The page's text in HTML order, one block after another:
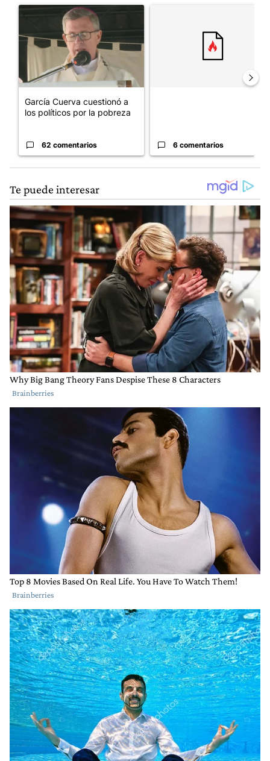
Un artículo de tendencia con el título "García Cuerva
García Cuerva cuestionó a
los políticos por la pobreza
62 comentarios 6 comentarios